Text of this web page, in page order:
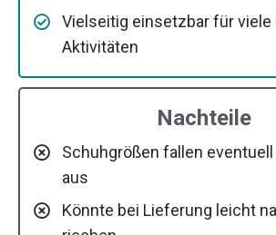
Vielseitig einsetzbar für viele
Aktivitäten
Nachteile
Schuhgrößen fallen
aus
Könnte bei Lieferung leicht